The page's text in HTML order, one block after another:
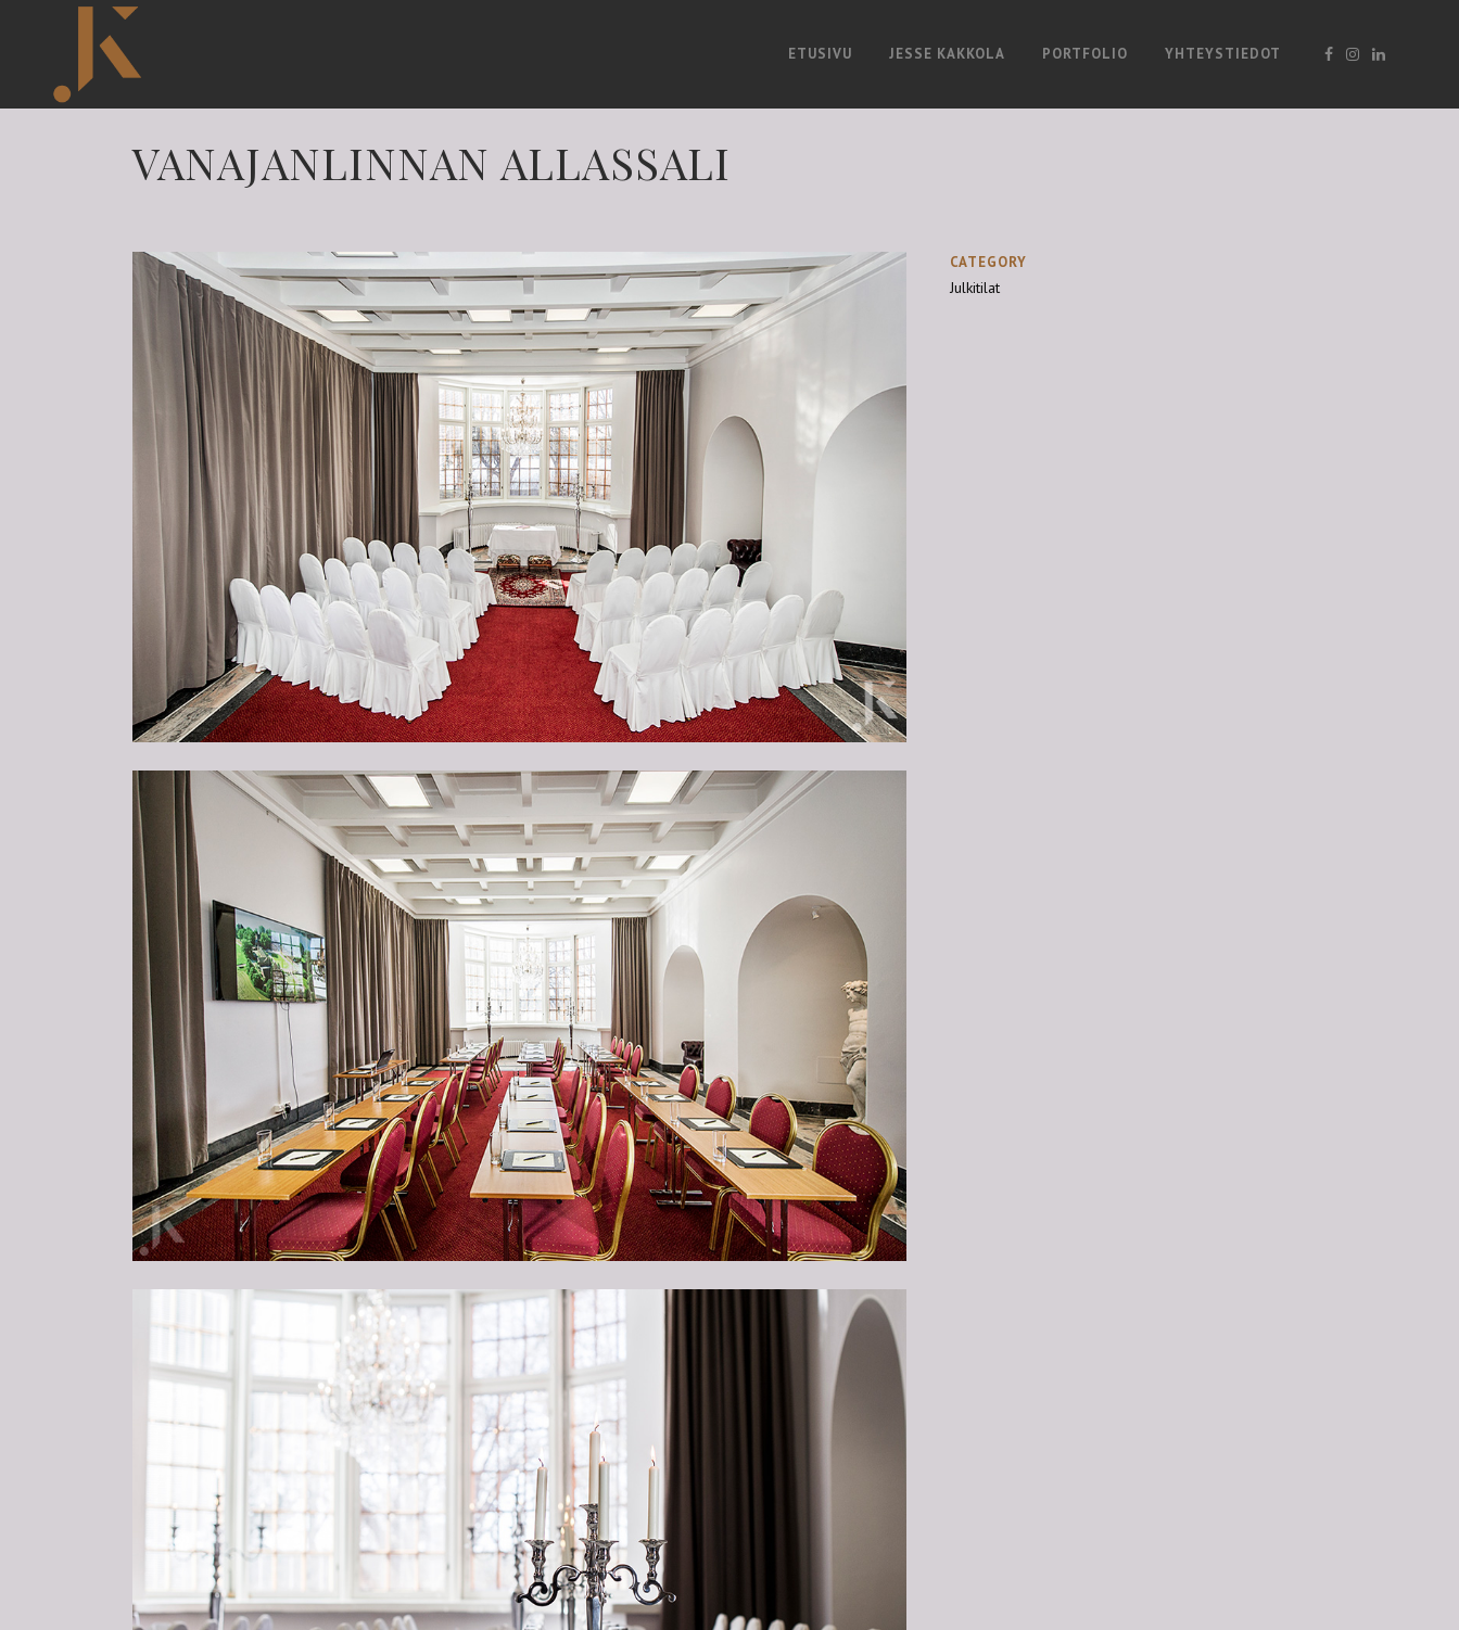
ETUSIVU JESSE KAKKOLA PORTFOLIO YHTEYSTIEDOT
VANAJANLINNAN ALLASSALI
CATEGORY
Julkitilat